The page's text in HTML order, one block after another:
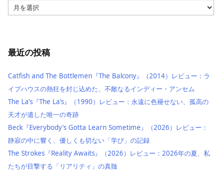
ー
最近の投稿
Catfish and The Bottlemen『The Balcony』（2014）レビュー：ラ
イブハウスの熱狂を封じ込めた、不敵なるインディー・アンセム
The La’s『The La’s』（1990）レビュー：永遠に色褪せない、孤高の
天才が遺した唯一の奇跡
Beck『Everybody’s Gotta Learn Sometime』（2026）レビュー：
静寂の中に響く、優しくも切ない「学び」の記録
The Strokes『Reality Awaits』（2026）レビュー：2026年の夏、私
たちが目撃する「リアリティ」の真髄